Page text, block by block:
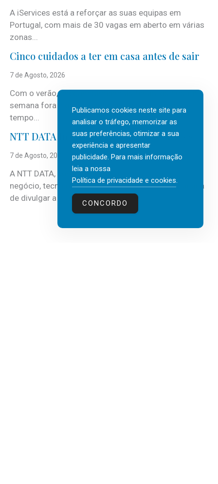
A iServices está a reforçar as suas equipas em
Portugal, com mais de 30 vagas em aberto em várias
zonas...
Cinco cuidados a ter em casa antes de sair
7 de Agosto, 2026
Com o verão, chegam também as férias, os fins-de-
semana fora e os dias em que a casa fica mais
tempo...
NTT DATA Insurtech Global Outlook 2026
7 de Agosto, 2026
A NTT DATA, consultora global em serviços de
negócio, tecnologia e inteligência artificial (IA), acaba
de divulgar a mais recente...
Publicamos cookies neste site para
analisar o tráfego, memorizar as
suas preferências, otimizar a sua
experiência e apresentar
publicidade. Para mais informação
leia a nossa
Política de privacidade e cookies.
CONCORDO